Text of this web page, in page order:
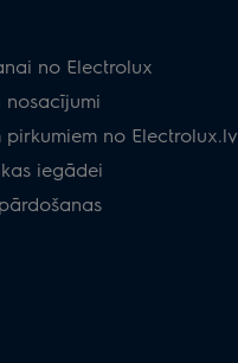
no Electrolux
nosacījumi
pirkumiem no Electrolux.lv
iegādei